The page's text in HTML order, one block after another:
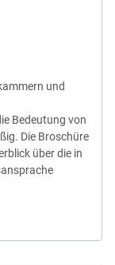
und
Bedeutung von
Die Broschüre
über die in